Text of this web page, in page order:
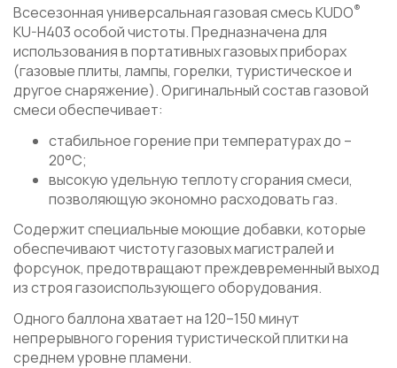
Всесезонная универсальная газовая смесь KUDO®
KU-H403 особой чистоты. Предназначена для
использования в портативных газовых приборах
(газовые плиты, лампы, горелки, туристическое и
другое снаряжение). Оригинальный состав газовой
смеси обеспечивает:
стабильное горение при температурах до –
20°C;
высокую удельную теплоту сгорания смеси,
позволяющую экономно расходовать газ.
Содержит специальные моющие добавки, которые
обеспечивают чистоту газовых магистралей и
форсунок, предотвращают преждевременный выход
из строя газоиспользующего оборудования.
Одного баллона хватает на 120–150 минут
непрерывного горения туристической плитки на
среднем уровне пламени.